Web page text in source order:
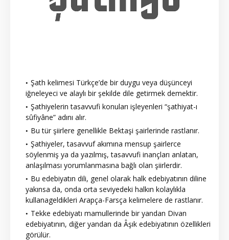
Şath kelimesi Türkçe’de bir duygu veya düşünceyi
iğneleyeci ve alaylı bir şekilde dile getirmek demektir.
Şathiyelerin tasavvufi konuları işleyenleri “şathiyat-ı
sûfiyâne” adını alır.
Bu tür şiirlere genellikle Bektaşi şairlerinde rastlanır.
Şathiyeler, tasavvuf akımına mensup şairlerce
söylenmiş ya da yazılmış, tasavvufi inançları anlatan,
anlaşılması yorumlanmasına bağlı olan şiirlerdir.
Bu edebiyatın dili, genel olarak halk edebiyatının diline
yakınsa da, onda orta seviyedeki halkın kolaylıkla
kullanageldikleri Arapça-Farsça kelimelere de rastlanır.
Tekke edebiyatı mamullerinde bir yandan Divan
edebiyatının, diğer yandan da Âşık edebiyatının özellikleri
görülür.